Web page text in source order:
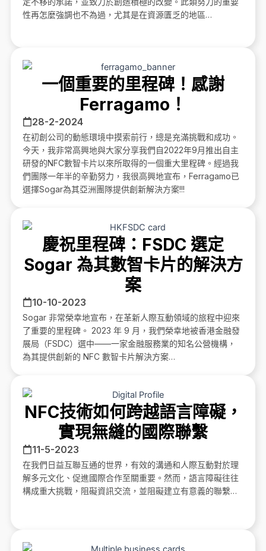
性再怎麼強調也不為過，尤其是在資源匱乏的地區…
一個重要的里程碑！感謝
Ferragamo！
28-2-2024
在初創公司的動態環境中摸索前行，總是充滿挑戰和成功。
今天，我非常高興地與大家分享我們自2022年9月推出自主
研發的NFC數智卡片以來所取得的一個重大里程碑。經過我
們團隊一年半的辛勤努力，我很高興地宣布，Ferragamo已
選擇Sogar為其亞洲團隊提供創新解決方案!!!
慶祝里程碑：FSDC 選定
Sogar 為其數智卡片的解決方
案
10-10-2023
Sogar 非常榮幸地宣布，在革新人際互動領域的旅程中迎來
了重要的里程碑。 2023 年 9 月，我們榮幸地被香港金融發
展局（FSDC）選中——一家金融服務業的知名公營機構，
為其提供創新的 NFC 數智卡片解決方案…
NFC技術如何跨越語言障礙，
實現無縫的國際聯繫
11-5-2023
在我們日益互聯互通的世界，有效的溝通和人際互動對於理
解多元文化、促進國際合作至關重要。然而，語言障礙往往
構成重大挑戰，阻礙資訊交流，並阻礙建立有意義的聯繫…